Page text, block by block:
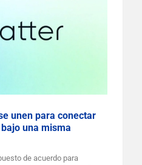
unen para conectar
una misma
de acuerdo para